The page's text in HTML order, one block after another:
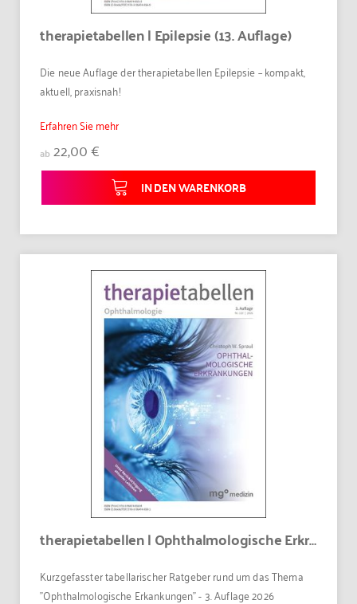
therapietabellen | Epilepsie (13. Auflage)
Die neue Auflage der therapietabellen Epilepsie – kompakt,
aktuell, praxisnah!
Erfahren Sie mehr
ab22,00 €
IN DEN WARENKORB
therapietabellen | Ophthalmologische Erkrankungen
Kurzgefasster tabellarischer Ratgeber rund um das Thema
"Ophthalmologische Erkankungen" - 3. Auflage 2026